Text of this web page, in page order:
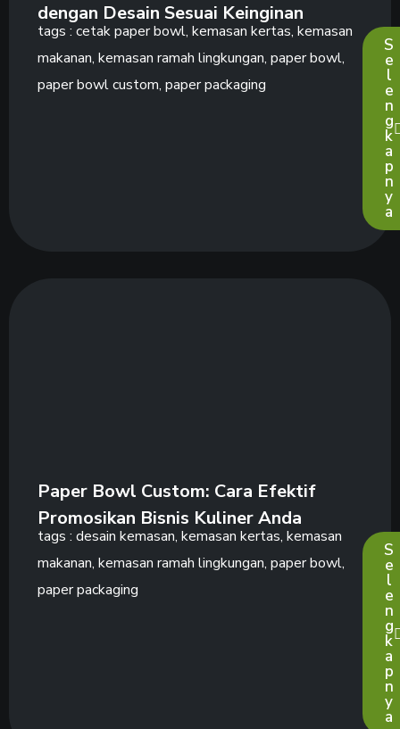
dengan Desain Sesuai Keinginan
tags : cetak paper bowl, kemasan kertas, kemasan
makanan, kemasan ramah lingkungan, paper bowl,
paper bowl custom, paper packaging
S
e
l
e
n
g
k
a
p
n
y
a
Paper Bowl Custom: Cara Efektif
Promosikan Bisnis Kuliner Anda
tags : desain kemasan, kemasan kertas, kemasan
makanan, kemasan ramah lingkungan, paper bowl,
paper packaging
S
e
l
e
n
g
k
a
p
n
y
a